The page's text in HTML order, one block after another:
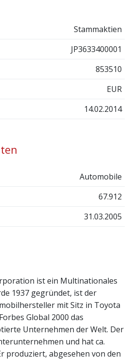
Stammaktien
JP3633400001
853510
EUR
14.02.2014
Automobile
67.912
31.03.2005
ist ein Multinationales
1937 gegründet, ist der
mit Sitz in Toyota
Global 2000 das
Unternehmen der Welt. Der
und hat ca.
produziert, abgesehen von den